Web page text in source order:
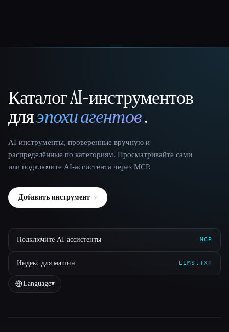
That AI Collection
Каталог AI-инструментов
дляэпохи агентов.
AI-инструменты, проверенные вручную и
распределённые по категориям. Просматривайте сами
или подключите AI-ассистента через MCP.
Добавить инструмент→
Подключите AI-ассистенты MCP
Индекс для машин LLMS.TXT
Language▾